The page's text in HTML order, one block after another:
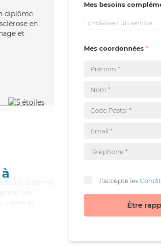
diplôme
en
et
un diplôme
et les
Mes besoins
choisissez un service
Mes coordonnées
J'accepte les
Être